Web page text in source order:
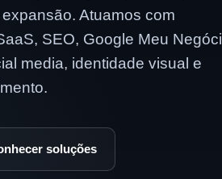
Atuamos com
SEO, Google Meu
media, identidade visual e
soluções